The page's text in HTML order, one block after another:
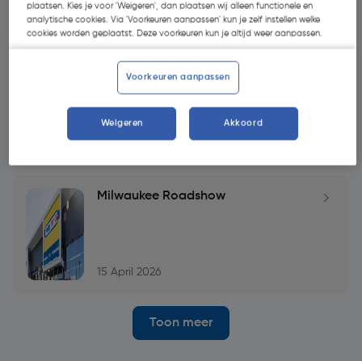
Blijf op de hoogte van het laatste nieuws
DeWALT Roadshow
17 May 2026
Milwaukee Roadshow
15 April 2026
Toon meer
plaatsen. Kies je voor 'Weigeren', dan plaatsen wij alleen functionele en
analytische cookies. Via 'Voorkeuren aanpassen' kun je zelf instellen welke
cookies worden geplaatst. Deze voorkeuren kun je altijd weer aanpassen.
Voorkeuren aanpassen
Weigeren Akkoord